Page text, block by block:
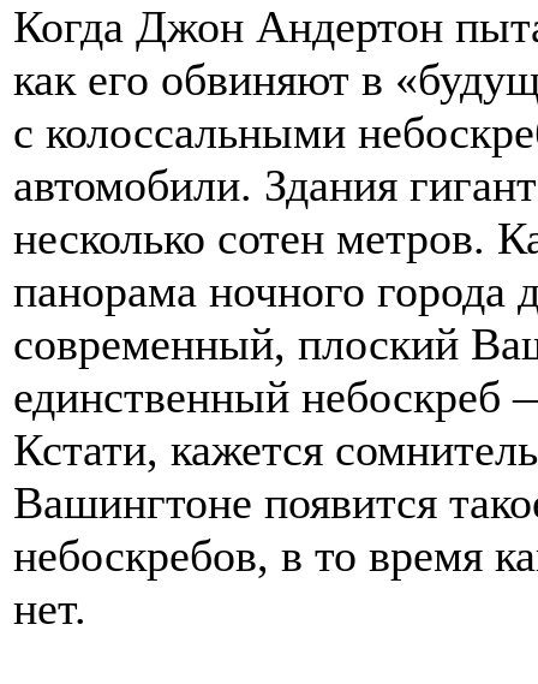
Когда Джон Андертон
как его обвиняют в
с колоссальными
автомобили. Здания
несколько сотен метров.
панорама ночного города
современный, плоский
единственный
Кстати, кажется
Вашингтоне появится
небоскребов, в то время
нет.